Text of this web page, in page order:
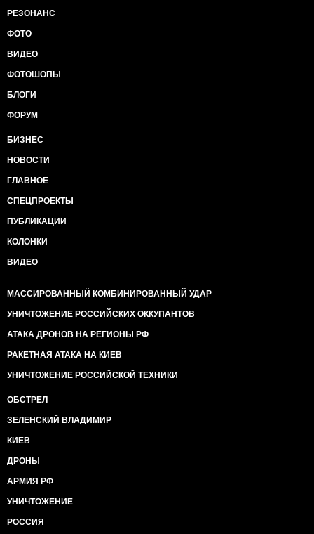
РЕЗОНАНС
ФОТО
ВИДЕО
ФОТОШОПЫ
БЛОГИ
ФОРУМ
БИЗНЕС
НОВОСТИ
ГЛАВНОЕ
СПЕЦПРОЕКТЫ
ПУБЛИКАЦИИ
КОЛОНКИ
ВИДЕО
МАССИРОВАННЫЙ КОМБИНИРОВАННЫЙ УДАР
УНИЧТОЖЕНИЕ РОССИЙСКИХ ОККУПАНТОВ
АТАКА ДРОНОВ НА РЕГИОНЫ РФ
РАКЕТНАЯ АТАКА НА КИЕВ
УНИЧТОЖЕНИЕ РОССИЙСКОЙ ТЕХНИКИ
ОБСТРЕЛ
ЗЕЛЕНСКИЙ ВЛАДИМИР
КИЕВ
ДРОНЫ
АРМИЯ РФ
УНИЧТОЖЕНИЕ
РОССИЯ